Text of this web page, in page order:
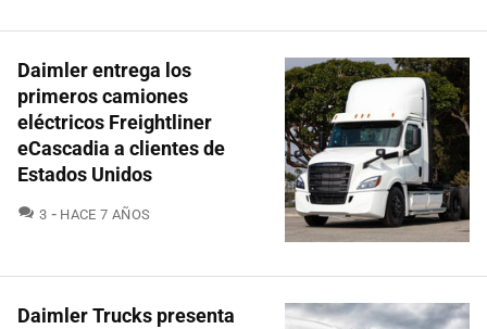
Daimler entrega los
primeros camiones
eléctricos Freightliner
eCascadia a clientes de
Estados Unidos
3 COMENTARIOS
HACE 7 AÑOS
Daimler Trucks presenta